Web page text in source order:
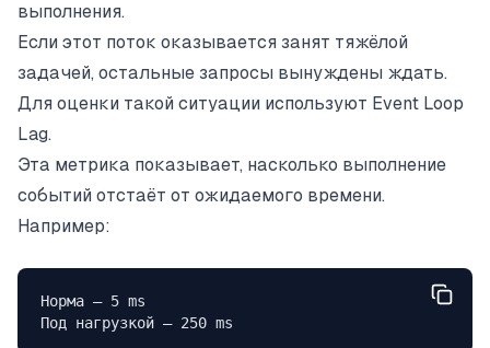
выполнения.
Если этот поток оказывается занят тяжёлой
задачей, остальные запросы вынуждены ждать.
Для оценки такой ситуации используют Event Loop
Lag.
Эта метрика показывает, насколько выполнение
событий отстаёт от ожидаемого времени.
Например:
Норма — 5 ms
Под нагрузкой — 250 ms